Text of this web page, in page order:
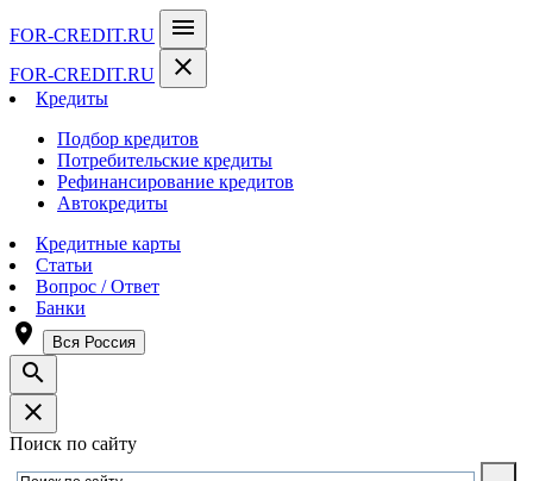
FOR-CREDIT.RU menu
FOR-CREDIT.RU close
Кредиты
Подбор кредитов
Потребительские кредиты
Рефинансирование кредитов
Автокредиты
Кредитные карты
Статьи
Вопрос / Ответ
Банки
room Вся Россия
search
close
Поиск по сайту